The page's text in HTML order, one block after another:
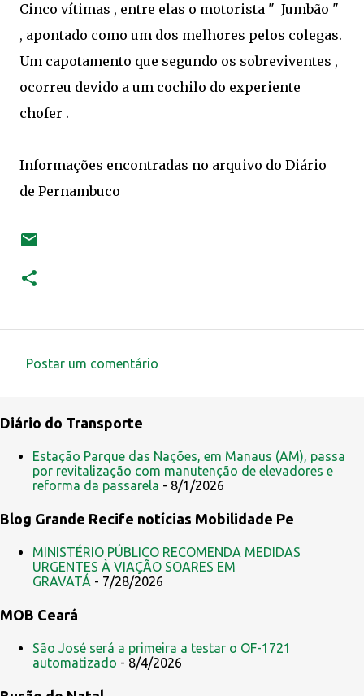
Cinco vítimas , entre elas o motorista " Jumbão "
, apontado como um dos melhores pelos colegas.
Um capotamento que segundo os sobreviventes ,
ocorreu devido a um cochilo do experiente
chofer .
Informações encontradas no arquivo do Diário
de Pernambuco
m
e
n
á
o
s
Postar um comentário
Diário do Transporte
Estação Parque das Nações, em Manaus (AM), passa
por revitalização com manutenção de elevadores e
reforma da passarela - 8/1/2026
Blog Grande Recife notícias Mobilidade Pe
MINISTÉRIO PÚBLICO RECOMENDA MEDIDAS
URGENTES À VIAÇÃO SOARES EM
GRAVATÁ - 7/28/2026
MOB Ceará
São José será a primeira a testar o OF-1721
automatizado - 8/4/2026